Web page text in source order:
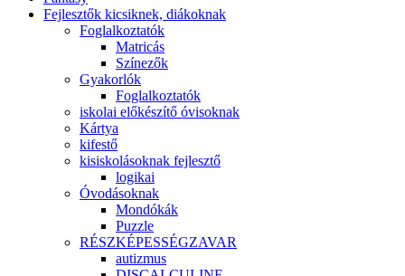
Fejlesztők kicsiknek, diákoknak
Foglalkoztatók
Matricás
Színezők
Gyakorlók
Foglalkoztatók
iskolai előkészítő óvisoknak
Kártya
kifestő
kisiskolásoknak fejlesztő
logikai
Óvodásoknak
Mondókák
Puzzle
RÉSZKÉPESSÉGZAVAR
autizmus